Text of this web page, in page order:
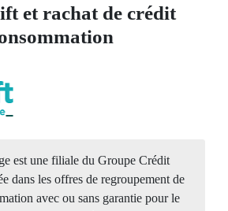
et rachat de crédit
est une filiale du Groupe Crédit
dans les offres de regroupement de
avec ou sans garantie pour le